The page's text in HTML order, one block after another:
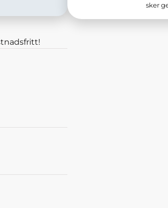
hyrs exkl moms.
sker